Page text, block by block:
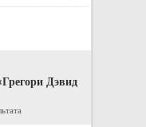
Грегори Дэвид